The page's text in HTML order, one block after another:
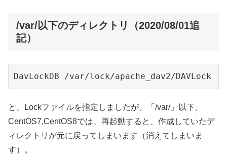
/var/以下のディレクトリ（2020/08/01追
記）
DavLockDB /var/lock/apache_dav2/DAVLock
と、Lockファイルを指定しましたが、「/var/」以下、
CentOS7,CentOS8では、再起動すると、作成していたデ
ィレクトリが元に戻ってしまいます（消えてしまいま
す）。